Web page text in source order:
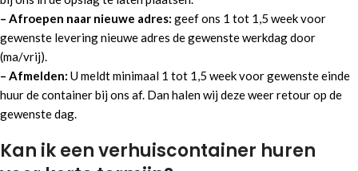
– Afroepen naar nieuwe adres: geef ons 1 tot 1,5 week voor
gewenste levering nieuwe adres de gewenste werkdag door
(ma/vrij).
– Afmelden: U meldt minimaal 1 tot 1,5 week voor gewenste einde
huur de container bij ons af. Dan halen wij deze weer retour op de
gewenste dag.
Kan ik een verhuiscontainer huren